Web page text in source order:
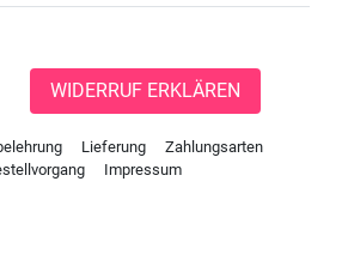
WIDERRUF ERKLÄREN
Lieferung
Zahlungsarten
Impressum